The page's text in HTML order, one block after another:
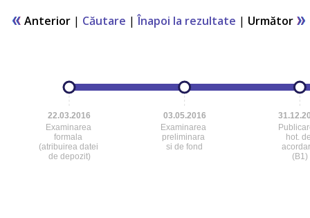
Anterior | Căutare |Înapoi la rezultate | Următor
22.03.2016
Examinarea
formala
(atribuirea datei
de depozit)
03.05.2016
Examinarea
preliminara
si de fond
hot.
(B1)